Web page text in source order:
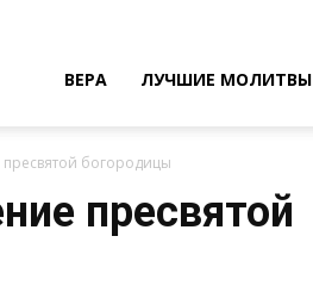
ВЕРА ЛУЧШИЕ МОЛИТВЫ
богородицы
пресвятой